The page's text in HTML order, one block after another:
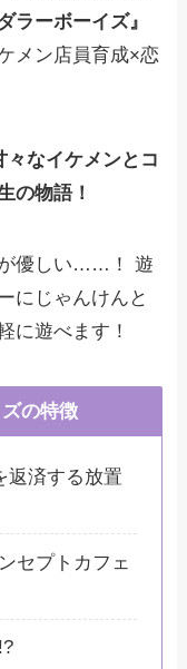
ラーボーイズ』
メン店員育成×恋
々なイケメンとコ
の物語！
が優しい……！ 遊
にじゃんけんと
に遊べます！
の特徴
返済する放置
セプトカフェ